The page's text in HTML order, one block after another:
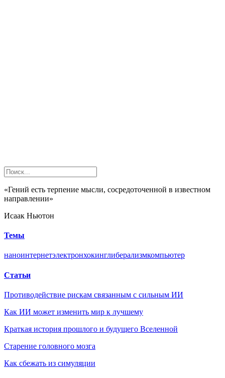
«Гений есть терпение мысли, сосредоточенной в известном
направлении»
Исаак Ньютон
Темы
наноинтернетэлектронхокинглиберализмкомпьютер
Статьи
Противодействие рискам связанным с сильным ИИ
Как ИИ может изменить мир к лучшему
Краткая история прошлого и будущего Вселенной
Старение головного мозга
Как сбежать из симуляции